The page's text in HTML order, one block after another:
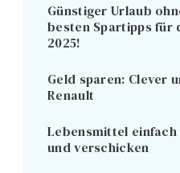
Günstiger Urlaub
besten Spartipps für
2025!
Geld sparen: Clever
Renault
Lebensmittel
und verschicken